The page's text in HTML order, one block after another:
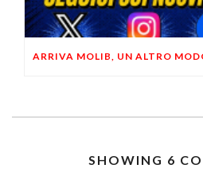
SHOWING 6